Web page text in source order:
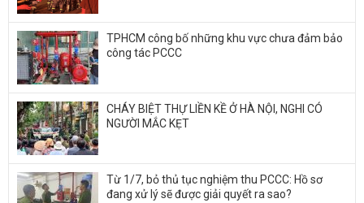
TPHCM công bố những khu vực chưa đảm bảo
công tác PCCC
CHÁY BIỆT THỰ LIỀN KỀ Ở HÀ NỘI, NGHI CÓ
NGƯỜI MẮC KẸT
Từ 1/7, bỏ thủ tục nghiệm thu PCCC: Hồ sơ
đang xử lý sẽ được giải quyết ra sao?